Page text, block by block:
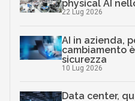
physical AI
22 Lug 2026
AI in azienda,
cambiamento
sicurezza
10 Lug 2026
Data center,